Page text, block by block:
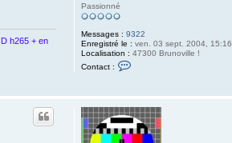
Passionné
Messages : 9322
Enregistré le : ven. 03 sept. 2004, 15:16
Localisation : 47300 Brunoville !
Contact :
c
t
e
h265 + en